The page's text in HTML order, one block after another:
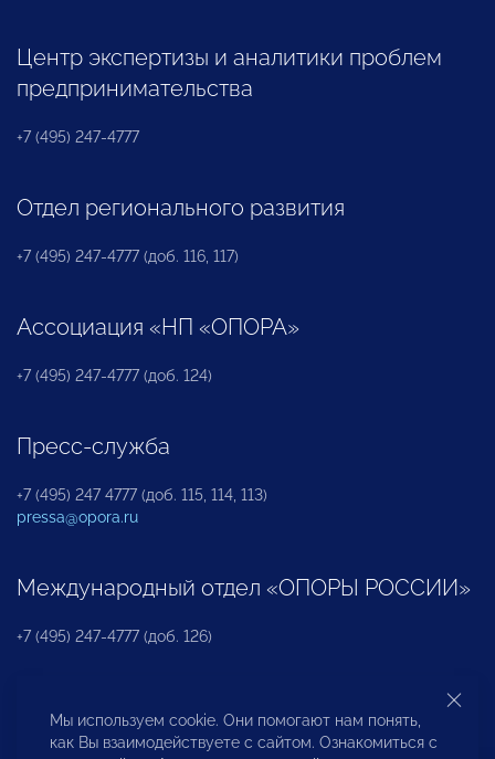
Центр экспертизы и аналитики проблем
предпринимательства
+7 (495) 247-4777
Отдел регионального развития
+7 (495) 247-4777 (доб. 116, 117)
Ассоциация «НП «ОПОРА»
+7 (495) 247-4777 (доб. 124)
Пресс-служба
+7 (495) 247 4777 (доб. 115, 114, 113)
pressa@opora.ru
Международный отдел «ОПОРЫ РОССИИ»
+7 (495) 247-4777 (доб. 126)
Бюро по защите прав предпринимателей и
инвесторов
Мы используем cookie. Они помогают нам понять,
как Вы взаимодействуете с сайтом. Ознакомиться с